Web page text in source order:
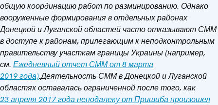
общую координацию работ по разминированию. Однако
вооруженные формирования в отдельных районах
Донецкой и Луганской областей часто отказывают СММ
в доступе к районам, прилегающим к неподконтрольным
правительству участкам границы Украины (например,
см. Ежедневный отчет СММ от 8 марта
2019 года).Деятельность СММ в Донецкой и Луганской
областях оставалась ограниченной после того, как
23 апреля 2017 года неподалеку от Пришиба произошел